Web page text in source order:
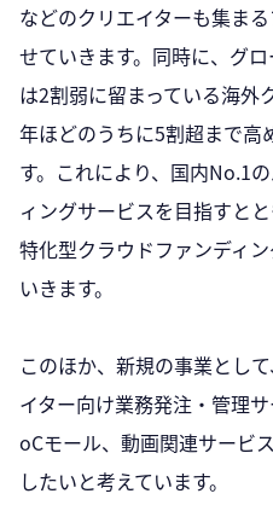
などのクリエイターも集ま
せていきます。同時に、グ
は2割弱に留まっている海外
年ほどのうちに5割超まで高
す。これにより、国内No.1
ィングサービスを目指すと
特化型クラウドファンディ
いきます。
このほか、新規の事業とし
イター向け業務発注・管理
oCモール、動画関連サービ
したいと考えています。